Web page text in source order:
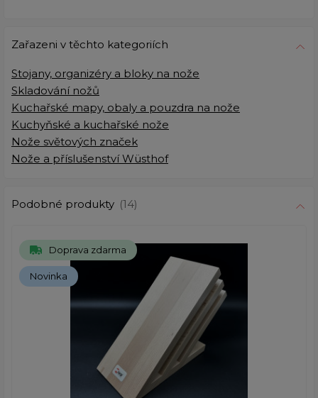
Zařazeni v těchto kategoriích
Stojany, organizéry a bloky na nože
Skladování nožů
Kuchařské mapy, obaly a pouzdra na nože
Kuchyňské a kuchařské nože
Nože světových značek
Nože a příslušenství Wüsthof
Podobné produkty (14)
Doprava zdarma
Novinka